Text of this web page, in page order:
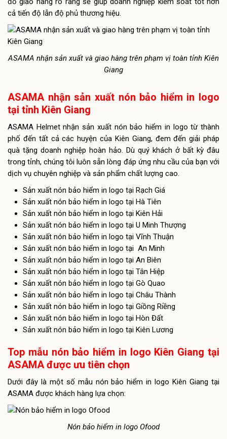
cả tiến độ lẫn độ phủ thương hiệu.
ASAMA nhận sản xuất và giao hàng trên phạm vị toàn tỉnh Kiên
Giang
ASAMA nhận sản xuất nón bảo hiểm in logo
tại tỉnh Kiên Giang
ASAMA Helmet nhậnsản xuất nón bảo hiểm in logotừ thành
phố đến tất cả các huyện của Kiên Giang, đem đến giải pháp
quà tặng doanh nghiệp hoàn hảo. Dù quý khách ở bất kỳ đâu
trong tỉnh, chúng tôi luôn sẵn lòng đáp ứng nhu cầu của bạn với
dịch vụ chuyên nghiệp và sản phẩm chất lượng cao.
Sản xuất nón bảo hiểm in logo tại Rạch Giá
Sản xuất nón bảo hiểm in logo tại Hà Tiên
Sản xuất nón bảo hiểm in logo tại Kiên Hải
Sản xuất nón bảo hiểm in logo tại U Minh Thượng
Sản xuất nón bảo hiểm in logo tại Vĩnh Thuận
Sản xuất nón bảo hiểm in logo tại An Minh
Sản xuất nón bảo hiểm in logo tại An Biên
Sản xuất nón bảo hiểm in logo tại Tân Hiệp
Sản xuất nón bảo hiểm in logo tại Gò Quao
Sản xuất nón bảo hiểm in logo tại Châu Thành
Sản xuất nón bảo hiểm in logo tại Giồng Riềng
Sản xuất nón bảo hiểm in logo tại Hòn Đất
Sản xuất nón bảo hiểm in logo tại Kiên Lương
Top mẫu nón bảo hiểm in logo Kiên Giang tại
ASAMA được ưu tiên chọn
Dưới đây là một số mẫu nón bảo hiểm in logoKiên Giang tại
ASAMA được khách hàng lựa chọn:
Nón bảo hiểm in logo Ofood